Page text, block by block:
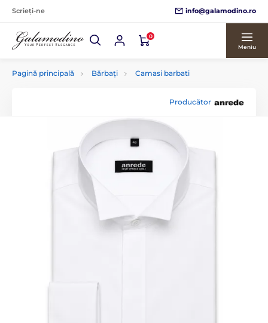
Scrieți-ne info@galamodino.ro
0
Meniu
Pagină principală Bărbați Camasi barbati
Producător